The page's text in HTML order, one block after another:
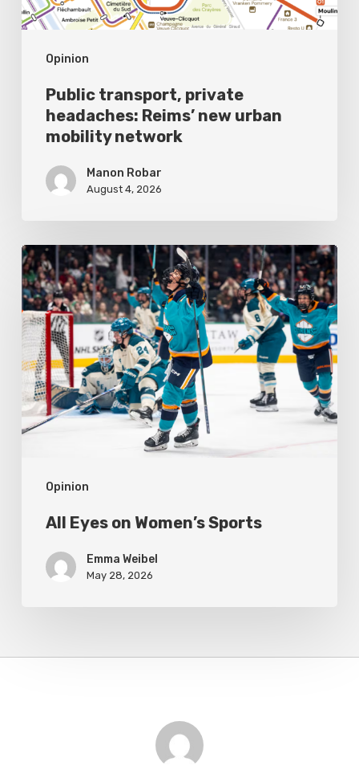
Opinion
mobility
network
Public transport, private
headaches: Reims’ new urban
mobility network
Manon Robar
August 4, 2026
Opinion
All
Eyes
on
Women’s
Sports
All Eyes on Women’s Sports
Emma Weibel
May 28, 2026